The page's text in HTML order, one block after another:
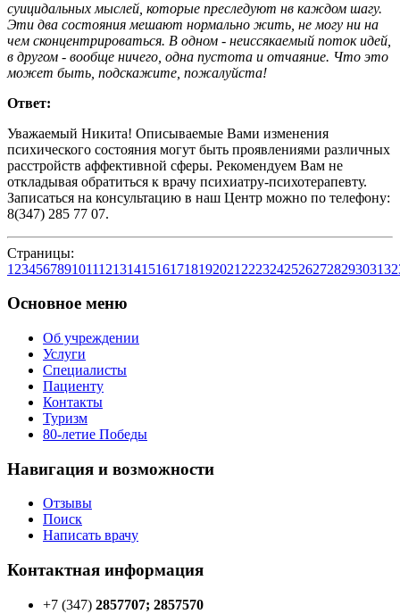
суицидальных мыслей, которые преследуют нв каждом шагу.
Эти два состояния мешают нормально жить, не могу ни на
чем сконцентрироваться. В одном - неиссякаемый поток идей,
в другом - вообще ничего, одна пустота и отчаяние. Что это
может быть, подскажите, пожалуйста!
Ответ:
Уважаемый Никита! Описываемые Вами изменения
психического состояния могут быть проявлениями различных
расстройств аффективной сферы. Рекомендуем Вам не
откладывая обратиться к врачу психиатру-психотерапевту.
Записаться на консультацию в наш Центр можно по телефону:
8(347) 285 77 07.
Страницы:
1 23456789101112131415161718192021 2223242526272829303132
Основное меню
Об учреждении
Услуги
Специалисты
Пациенту
Контакты
Туризм
80-летие Победы
Навигация и возможности
Отзывы
Поиск
Написать врачу
Контактная информация
+7 (347) 2857707; 2857570